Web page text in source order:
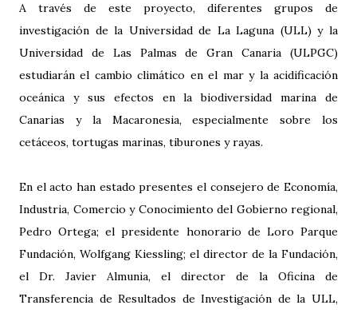
A través de este proyecto, diferentes grupos de
investigación de la Universidad de La Laguna (ULL) y la
Universidad de Las Palmas de Gran Canaria (ULPGC)
estudiarán el cambio climático en el mar y la acidificación
oceánica y sus efectos en la biodiversidad marina de
Canarias y la Macaronesia, especialmente sobre los
cetáceos, tortugas marinas, tiburones y rayas.
En el acto han estado presentes el consejero de Economía,
Industria, Comercio y Conocimiento del Gobierno regional,
Pedro Ortega; el presidente honorario de Loro Parque
Fundación, Wolfgang Kiessling; el director de la Fundación,
el Dr. Javier Almunia, el director de la Oficina de
Transferencia de Resultados de Investigación de la ULL,